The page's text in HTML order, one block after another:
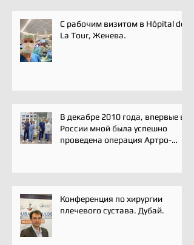
С рабочим визитом в Hôpital de
La Tour, Женева.
В декабре 2010 года, впервые в
России мной была успешно
проведена операция Артро-
Конференция по хирургии
плечевого сустава. Дубай.